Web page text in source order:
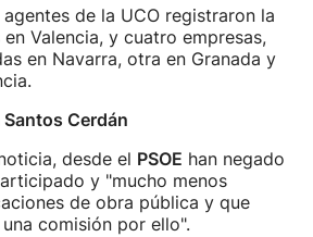
de la UCO registraron la
Valencia, y cuatro empresas,
en Navarra, otra en Granada y
Santos Cerdán
desde el PSOE han negado
y "mucho menos
de obra pública y que
comisión por ello".